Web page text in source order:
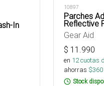
In
10897
Parches
Reflective
Gear Aid
$ 11.990
en 12cuotas
ahorras $360
Stock